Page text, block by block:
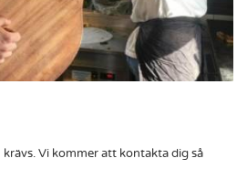
Vi kommer att kontakta dig så